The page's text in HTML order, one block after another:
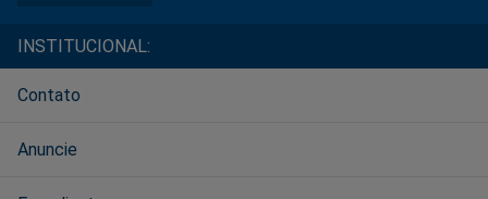
INSTITUCIONAL:
Contato
Anuncie